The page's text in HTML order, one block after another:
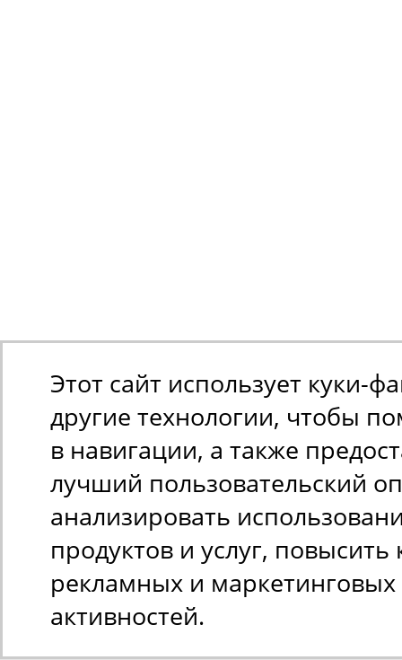
Этот сайт использует куки-
другие технологии, чтобы
в навигации, а также
лучший пользовательский
анализировать
продуктов и услуг, повысить
рекламных и маркетинговых
активностей.